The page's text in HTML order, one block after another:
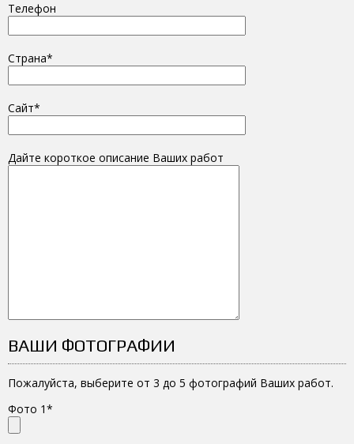
Телефон
Страна*
Сайт*
Дайте короткое описание Ваших работ
ВАШИ ФОТОГРАФИИ
Пожалуйста, выберите от 3 до 5 фотографий Ваших работ.
Фото 1*